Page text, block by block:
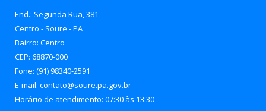
End.: Segunda Rua, 381
Centro - Soure - PA
Bairro: Centro
CEP: 68870-000
Fone: (91) 98340-2591
E-mail: contato@soure.pa.gov.br
Horário de atendimento: 07:30 às 13:30